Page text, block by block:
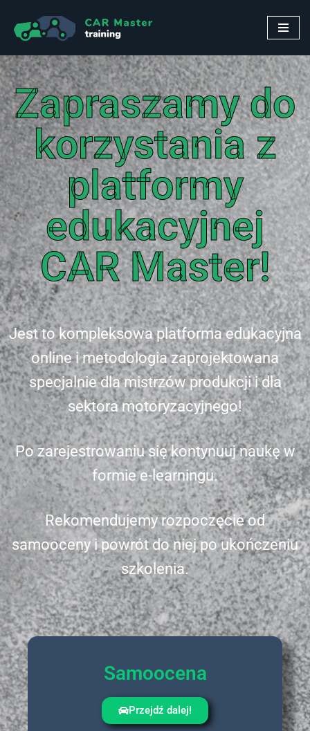
Przejdź
do
treści
Zapraszamy do
korzystania z
platformy
edukacyjnej
CAR Master!
Jest to kompleksowa platforma edukacyjna
online i metodologia zaprojektowana
specjalnie dla mistrzów produkcji i dla
sektora motoryzacyjnego!
Po zarejestrowaniu się kontynuuj naukę w
formie e-learningu.
Rekomendujemy rozpoczęcie od
samooceny i powrót do niej po ukończeniu
szkolenia.
Samoocena
Przejdź dalej!